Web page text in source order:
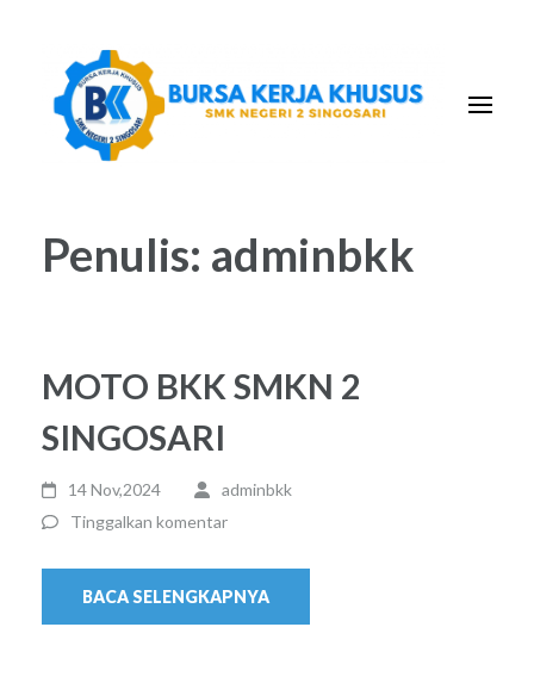
konten
(Tekan
Penulis: adminbkk
MOTO BKK SMKN 2
SINGOSARI
14 Nov,2024
adminbkk
Tinggalkan komentar
BACA SELENGKAPNYA